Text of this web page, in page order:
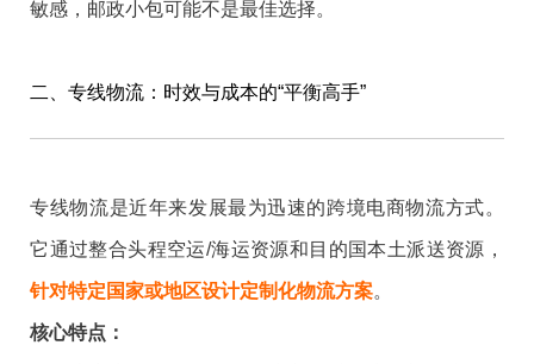
敏感，邮政小包可能不是最佳选择。
二、专线物流：时效与成本的“平衡高手”
专线物流是近年来发展最为迅速的跨境电商物流方式。
它通过整合头程空运/海运资源和目的国本土派送资源，
针对特定国家或地区设计定制化物流方案。
核心特点：